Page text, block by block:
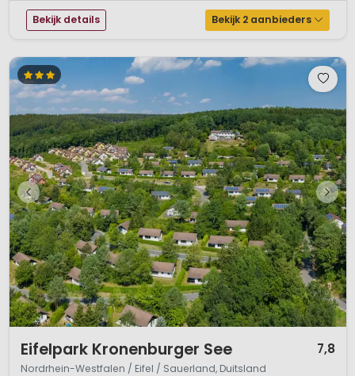
park...
Bekijk details Bekijk 2 aanbieders
Eifelpark Kronenburger See 7,8
Nordrhein-Westfalen / Eifel / Sauerland, Duitsland